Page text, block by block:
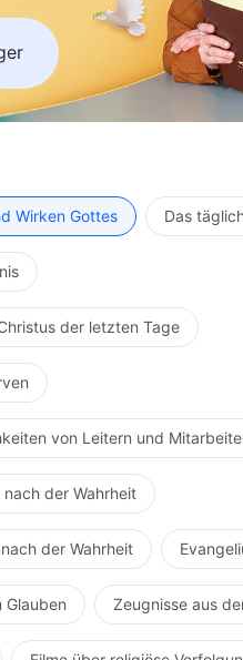
Wirken Gottes Das
der letzten Tage
von Leitern und
der Wahrheit
der Wahrheit
Glauben Zeugnisse aus